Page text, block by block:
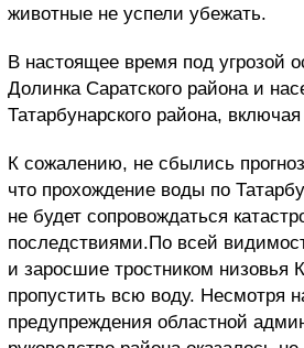
животные не успели убежать.
В настоящее время под угрозой
Долинка Саратского района и
Татарбунарского района,
К сожалению, не сбылись
что прохождение воды по
не будет сопровождаться
последствиями.По всей
и заросшие тростником низовья
пропустить всю воду. Несмотря
предупреждения областной